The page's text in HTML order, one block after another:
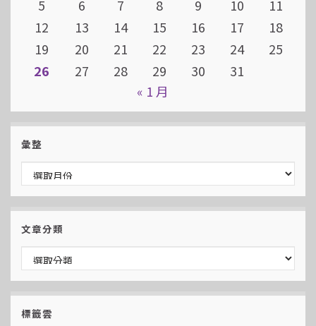
5
6 7 8 9 10
11
12
13 14 15 16 17
18
19
20 21 22 23 24
25
26
27 28 29 30
31
« 1 月
彙整
彙整
文章分類
文章分類
標籤雲